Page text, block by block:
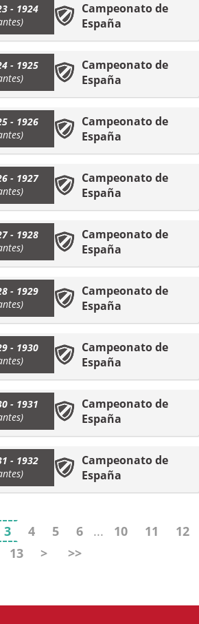
Campeonato de
España
- 1924
Campeonato de
España
- 1925
Campeonato de
España
- 1926
Campeonato de
España
- 1927
Campeonato de
España
- 1928
Campeonato de
España
- 1929
Campeonato de
España
- 1930
Campeonato de
España
- 1931
Campeonato de
España
- 1932
3 4 5 6 ... 10 11
12
13
> >>